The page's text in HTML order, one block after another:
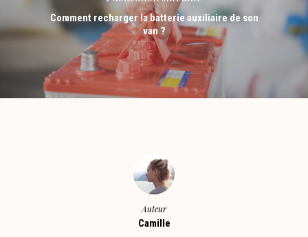
Comment recharger la batterie auxiliaire de son
van ?
Auteur
Camille